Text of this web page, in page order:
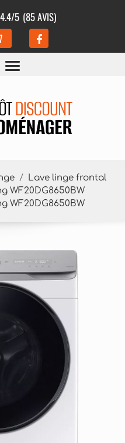
4.4/5 (85 AVIS)
Lave linge frontal
WF20DG8650BW
WF20DG8650BW